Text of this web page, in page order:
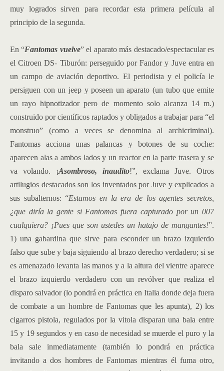
muy logrados sirven para recordar esta primera película al
principio de la segunda.
En “Fantomas vuelve” el aparato más destacado/espectacular es
el Citroen DS- Tiburón: perseguido por Fandor y Juve entra en
un campo de aviación deportivo. El periodista y el policía le
persiguen con un jeep y poseen un aparato (un tubo que emite
un rayo hipnotizador pero de momento solo alcanza 14 m.)
construido por científicos raptados y obligados a trabajar para “el
monstruo” (como a veces se denomina al archicriminal).
Fantomas acciona unas palancas y botones de su coche:
aparecen alas a ambos lados y un reactor en la parte trasera y se
va volando. ¡Asombroso, inaudito!”, exclama Juve. Otros
artilugios destacados son los inventados por Juve y explicados a
sus subalternos: “Estamos en la era de los agentes secretos,
¿que diría la gente si Fantomas fuera capturado por un 007
cualquiera? ¡Pues que son ustedes un hatajo de mangantes!”.
1) una gabardina que sirve para esconder un brazo izquierdo
falso que sube y baja siguiendo al brazo derecho verdadero; si se
es amenazado levanta las manos y a la altura del vientre aparece
el brazo izquierdo verdadero con un revólver que realiza el
disparo salvador (lo pondrá en práctica en Italia donde deja fuera
de combate a un hombre de Fantomas que les apunta), 2) los
cigarros pistola, regulados por la vitola disparan una bala entre
15 y 19 segundos y en caso de necesidad se muerde el puro y la
bala sale inmediatamente (también lo pondrá en práctica
invitando a dos hombres de Fantomas mientras él fuma otro,